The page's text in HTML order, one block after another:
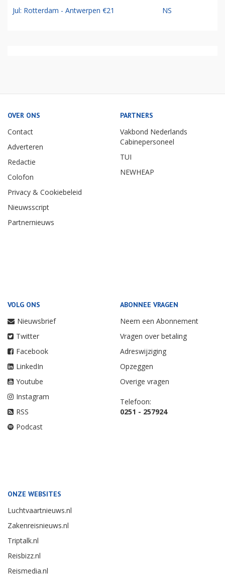
Jul: Rotterdam - Antwerpen €21 NS
OVER ONS
Contact
Adverteren
Redactie
Colofon
Privacy & Cookiebeleid
Nieuwsscript
Partnernieuws
PARTNERS
Vakbond Nederlands
Cabinepersoneel
TUI
NEWHEAP
VOLG ONS
Nieuwsbrief
Twitter
Facebook
LinkedIn
Youtube
Instagram
RSS
Podcast
ABONNEE VRAGEN
Neem een Abonnement
Vragen over betaling
Adreswijziging
Opzeggen
Overige vragen
Telefoon:
0251 - 257924
ONZE WEBSITES
Luchtvaartnieuws.nl
Zakenreisnieuws.nl
Triptalk.nl
Reisbizz.nl
Reismedia.nl